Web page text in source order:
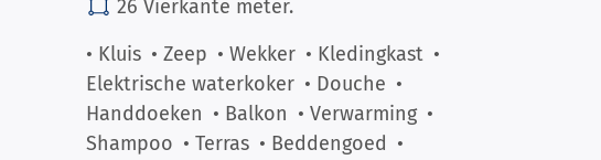
26 Vierkante meter.
• Kluis • Zeep • Wekker • Kledingkast •
Elektrische waterkoker • Douche •
Handdoeken • Balkon • Verwarming •
Shampoo • Terras • Beddengoed •